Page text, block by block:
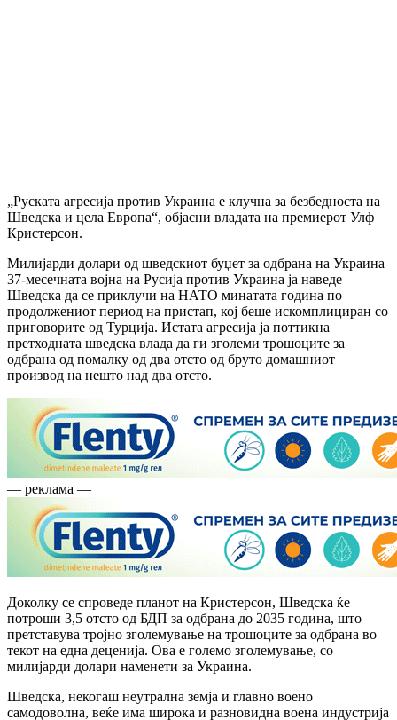
„Руската агресија против Украина е клучна за безбедноста на
Шведска и цела Европа“, објасни владата на премиерот Улф
Кристерсон.
Милијарди долари од шведскиот буџет за одбрана на Украина
37-месечната војна на Русија против Украина ја наведе
Шведска да се приклучи на НАТО минатата година по
продолжениот период на пристап, кој беше искомплициран со
приговорите од Турција. Истата агресија ја поттикна
претходната шведска влада да ги зголеми трошоците за
одбрана од помалку од два отсто од бруто домашниот
производ на нешто над два отсто.
— реклама —
Доколку се спроведе планот на Кристерсон, Шведска ќе
потроши 3,5 отсто од БДП за одбрана до 2035 година, што
претставува тројно зголемување на трошоците за одбрана во
текот на една деценија. Ова е големо зголемување, со
милијарди долари наменети за Украина.
Шведска, некогаш неутрална земја и главно воено
самодоволна, веќе има широка и разновидна воена индустрија